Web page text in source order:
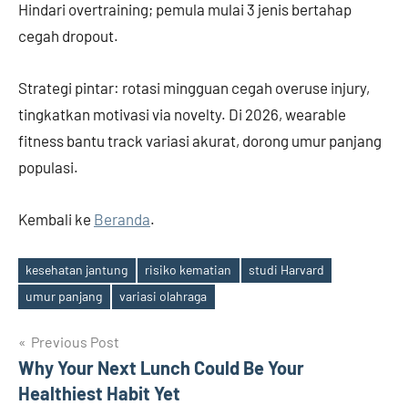
Hindari overtraining; pemula mulai 3 jenis bertahap
cegah dropout.
Strategi pintar: rotasi mingguan cegah overuse injury,
tingkatkan motivasi via novelty. Di 2026, wearable
fitness bantu track variasi akurat, dorong umur panjang
populasi.
Kembali ke Beranda.
Tags
kesehatan jantung risiko kematian
studi Harvard
umur panjang
variasi olahraga
Post
navigation
Previous Post
Why Your Next Lunch Could Be Your
Healthiest Habit Yet